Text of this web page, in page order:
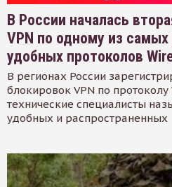
В России началась
VPN по одному из
удобных протоколов
В регионах России
блокировок VPN по
технические специалисты
удобных и распространенных